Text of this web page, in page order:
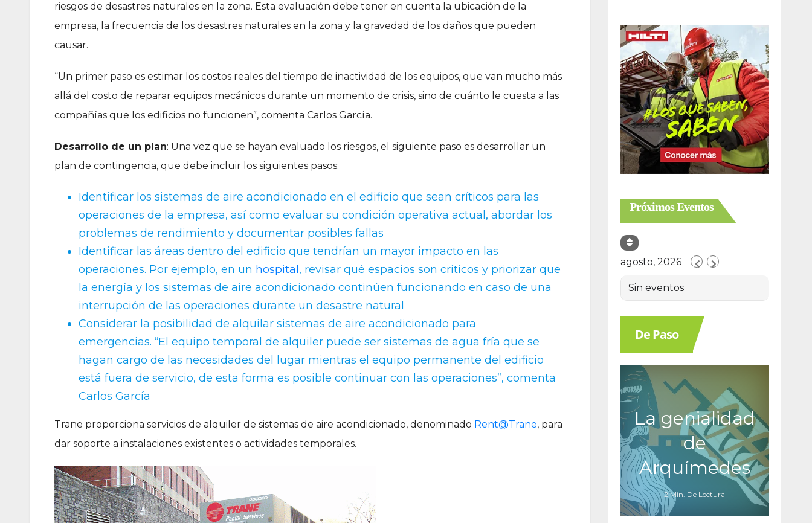
riesgos de desastres naturales en la zona. Esta evaluación debe tener en cuenta la ubicación de la
empresa, la frecuencia de los desastres naturales en la zona y la gravedad de los daños que pueden
causar.
“Un primer paso es estimar los costos reales del tiempo de inactividad de los equipos, que van mucho más
allá del costo de reparar equipos mecánicos durante un momento de crisis, sino de cuánto le cuesta a las
compañías que los edificios no funcionen”, comenta Carlos García.
Desarrollo de un plan: Una vez que se hayan evaluado los riesgos, el siguiente paso es desarrollar un
plan de contingencia, que debe incluir los siguientes pasos:
Identificar los sistemas de aire acondicionado en el edificio que sean críticos para las
operaciones de la empresa, así como evaluar su condición operativa actual, abordar los
problemas de rendimiento y documentar posibles fallas
Identificar las áreas dentro del edificio que tendrían un mayor impacto en las
operaciones. Por ejemplo, en un hospital, revisar qué espacios son críticos y priorizar que
la energía y los sistemas de aire acondicionado continúen funcionando en caso de una
interrupción de las operaciones durante un desastre natural
Considerar la posibilidad de alquilar sistemas de aire acondicionado para
emergencias. “El equipo temporal de alquiler puede ser sistemas de agua fría que se
hagan cargo de las necesidades del lugar mientras el equipo permanente del edificio
está fuera de servicio, de esta forma es posible continuar con las operaciones”, comenta
Carlos García
Trane proporciona servicios de alquiler de sistemas de aire acondicionado, denominado Rent@Trane, para
dar soporte a instalaciones existentes o actividades temporales.
Próximos Eventos
agosto, 2026
Sin eventos
De Paso
La genialidad
de
Arquímedes
2 Min. De Lectura